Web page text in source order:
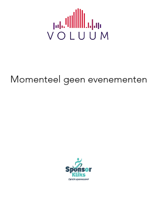
Momenteel geen evenementen